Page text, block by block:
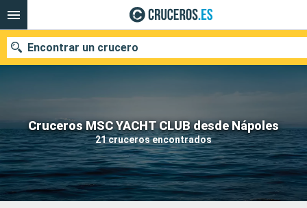
Cruceros MSC YACHT CLUB desde Nápoles
21 cruceros encontrados
Encontrar un crucero
Nuestros destinos
Fecha de salida
Puertos Compañías